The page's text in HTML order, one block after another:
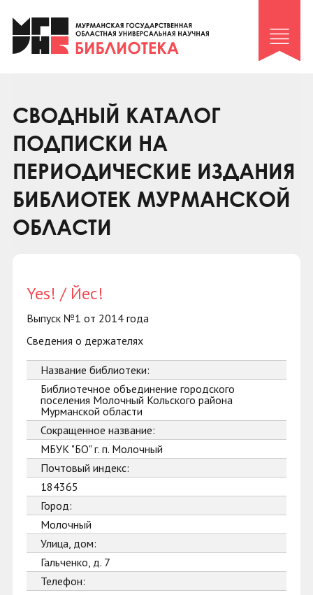
Клуб «Гиря и сельдерей»
Клуб «Семейный архив»
Коллегам
Контакты
СВОДНЫЙ КАТАЛОГ
ПОДПИСКИ НА
ПЕРИОДИЧЕСКИЕ ИЗДАНИЯ
БИБЛИОТЕК МУРМАНСКОЙ
ОБЛАСТИ
Yes! / Йес!
Выпуск №1 от 2014 года
Сведения о держателях
Название библиотеки:
Библиотечное объединение городского
поселения Молочный Кольского района
Мурманской области
Сокращенное название:
МБУК "БО" г. п. Молочный
Почтовый индекс:
184365
Город:
Молочный
Улица, дом:
Гальченко, д. 7
Телефон: